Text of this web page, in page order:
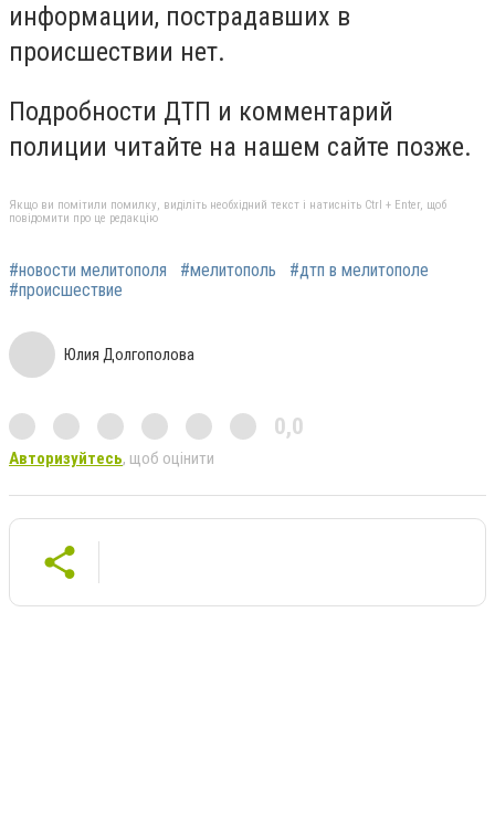
информации, пострадавших в
происшествии нет.
Подробности ДТП и комментарий
полиции читайте на нашем сайте позже.
Якщо ви помітили помилку, виділіть необхідний текст і натисніть Ctrl + Enter, щоб
повідомити про це редакцію
#новости мелитополя #мелитополь
#дтп в мелитополе
#происшествие
Юлия Долгополова
0,0
Авторизуйтесь, щоб оцінити